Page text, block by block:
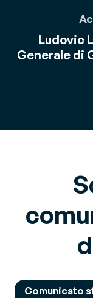
Ludovic
Generale di
Comunicato